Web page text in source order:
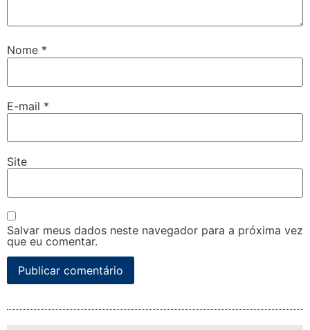
Nome *
E-mail *
Site
Salvar meus dados neste navegador para a próxima vez
que eu comentar.